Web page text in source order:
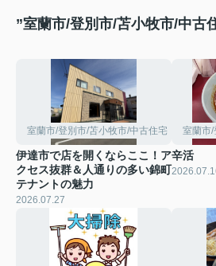
”室蘭市/登別市/苫小牧市/中古
室蘭市/登別市/苫小牧市/中古住宅
伊達市で店を開くならここ！ア
クセス抜群＆人通りの多い錦町
テナントの魅力
2026.07.27
室蘭市/
辛活